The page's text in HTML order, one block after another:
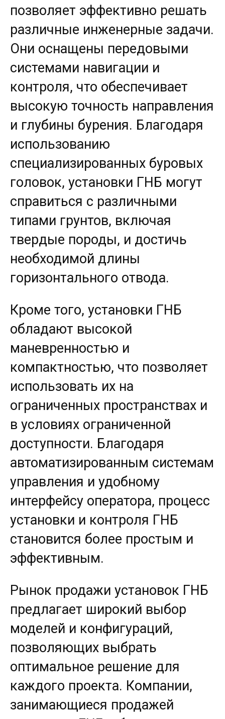
позволяет эффективно решать
различные инженерные задачи.
Они оснащены передовыми
системами навигации и
контроля, что обеспечивает
высокую точность направления
и глубины бурения. Благодаря
использованию
специализированных буровых
головок, установки ГНБ могут
справиться с различными
типами грунтов, включая
твердые породы, и достичь
необходимой длины
горизонтального отвода.
Кроме того, установки ГНБ
обладают высокой
маневренностью и
компактностью, что позволяет
использовать их на
ограниченных пространствах и
в условиях ограниченной
доступности. Благодаря
автоматизированным системам
управления и удобному
интерфейсу оператора, процесс
установки и контроля ГНБ
становится более простым и
эффективным.
Рынок продажи установок ГНБ
предлагает широкий выбор
моделей и конфигураций,
позволяющих выбрать
оптимальное решение для
каждого проекта. Компании,
занимающиеся продажей